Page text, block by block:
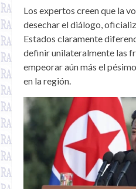
Los expertos creen que la
desechar el diálogo,
Estados claramente
definir unilateralmente las
empeorar aún más el
en la región.